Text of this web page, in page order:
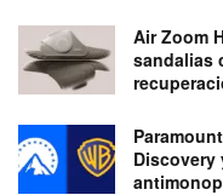
Air Zoom
sandalias
Discovery